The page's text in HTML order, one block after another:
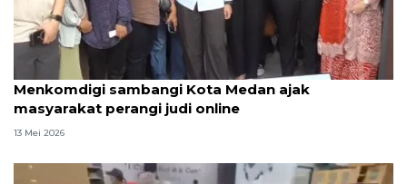
Menkomdigi sambangi Kota Medan ajak
masyarakat perangi judi online
13 Mei 2026